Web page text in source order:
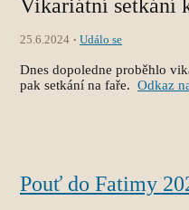
Vikariátní setkání
25.6.2024 Událo se
Dnes dopoledne proběhlo
pak setkání na faře. Odkaz
Pouť do Fatimy